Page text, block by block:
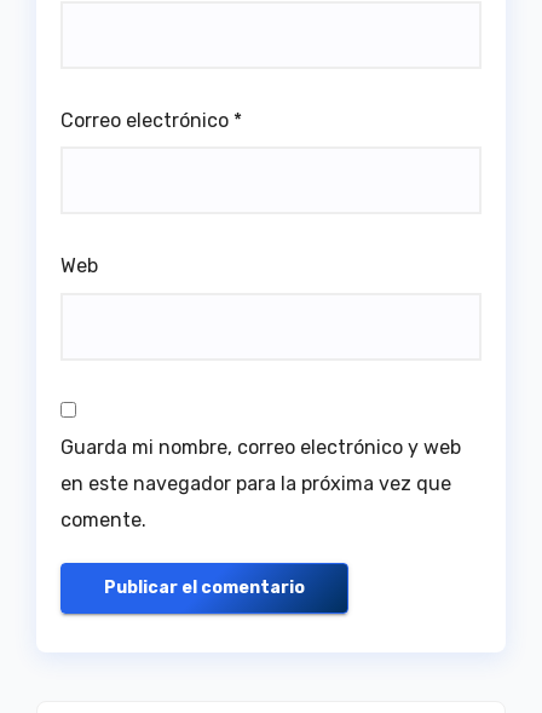
Correo electrónico *
Web
Guarda mi nombre, correo electrónico y web
en este navegador para la próxima vez que
comente.